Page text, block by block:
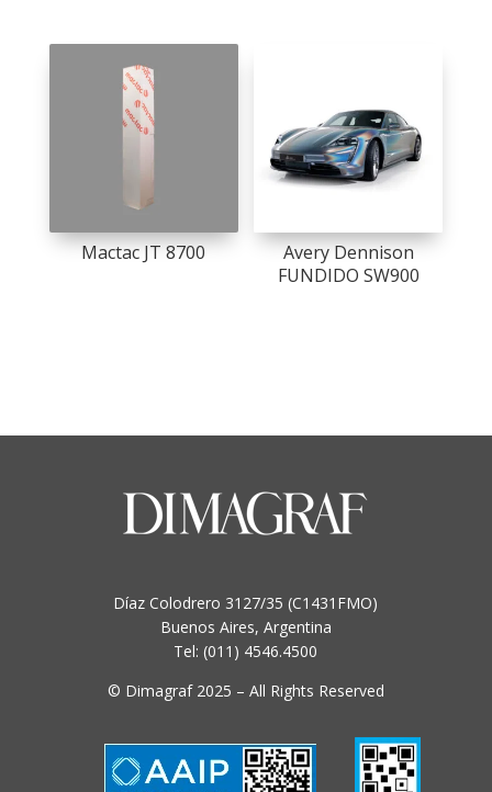
Mactac JT 8700
Avery Dennison
FUNDIDO SW900
Díaz Colodrero 3127/35 (C1431FMO)
Buenos Aires, Argentina
Tel: (011) 4546.4500
© Dimagraf 2025 – All Rights Reserved